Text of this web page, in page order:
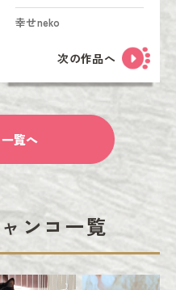
幸せneko
次の作品へ
覧へ
ンコ一覧